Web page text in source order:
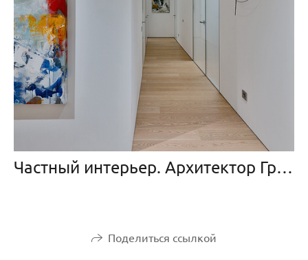
Частный интерьер. Архитектор Григорий Дайнов
Поделиться ссылкой